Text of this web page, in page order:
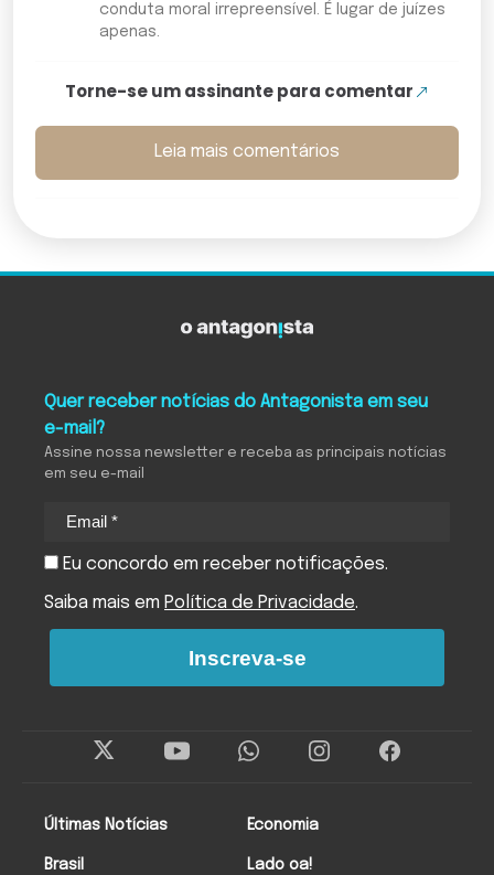
conduta moral irrepreensível. É lugar de juízes
apenas.
Torne-se um assinante para comentar
Leia mais comentários
Últimas Notícias
Brasil
Economia
Lado oa!
Quer receber notícias do Antagonista em seu
e-mail?
Assine nossa newsletter e receba as principais notícias
em seu e-mail
Eu concordo em receber notificações.
Saiba mais em Política de Privacidade.
Inscreva-se